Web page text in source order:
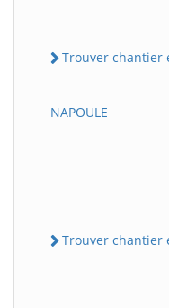
Trouver chantier
NAPOULE
Trouver chantier